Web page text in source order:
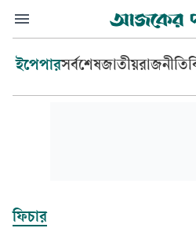
ইপেপারসর্বশেষজাতীয়রাজনীতি
ফিচার